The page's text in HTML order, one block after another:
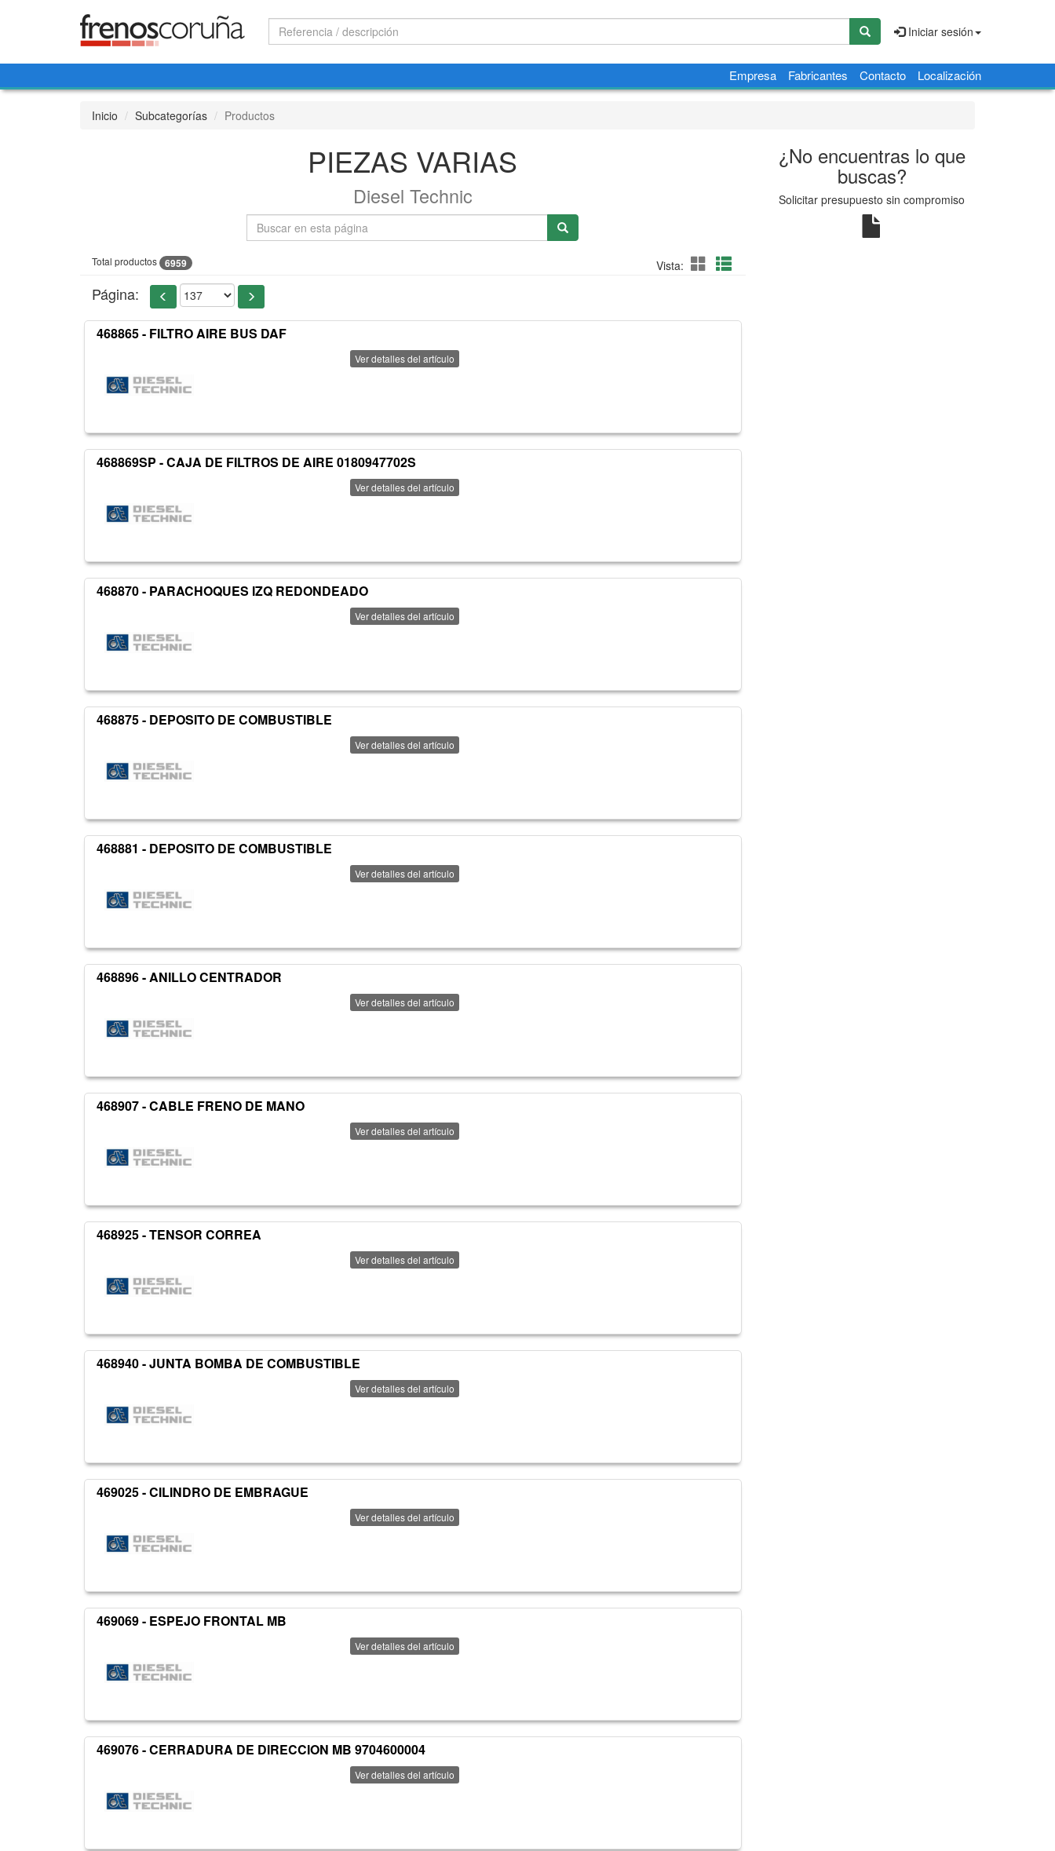
Iniciar sesión
Empresa Fabricantes Contacto Localización
Inicio Subcategorías Productos
PIEZAS VARIAS
Diesel Technic
Total productos 6959 Vista:
Página:
468865 - FILTRO AIRE BUS DAF
Ver detalles del artículo
468869SP - CAJA DE FILTROS DE AIRE 0180947702S
Ver detalles del artículo
468870 - PARACHOQUES IZQ REDONDEADO
Ver detalles del artículo
468875 - DEPOSITO DE COMBUSTIBLE
Ver detalles del artículo
468881 - DEPOSITO DE COMBUSTIBLE
Ver detalles del artículo
468896 - ANILLO CENTRADOR
Ver detalles del artículo
468907 - CABLE FRENO DE MANO
Ver detalles del artículo
468925 - TENSOR CORREA
Ver detalles del artículo
468940 - JUNTA BOMBA DE COMBUSTIBLE
Ver detalles del artículo
469025 - CILINDRO DE EMBRAGUE
Ver detalles del artículo
469069 - ESPEJO FRONTAL MB
Ver detalles del artículo
469076 - CERRADURA DE DIRECCION MB 9704600004
Ver detalles del artículo
¿No encuentras lo que
buscas?
Solicitar presupuesto sin compromiso